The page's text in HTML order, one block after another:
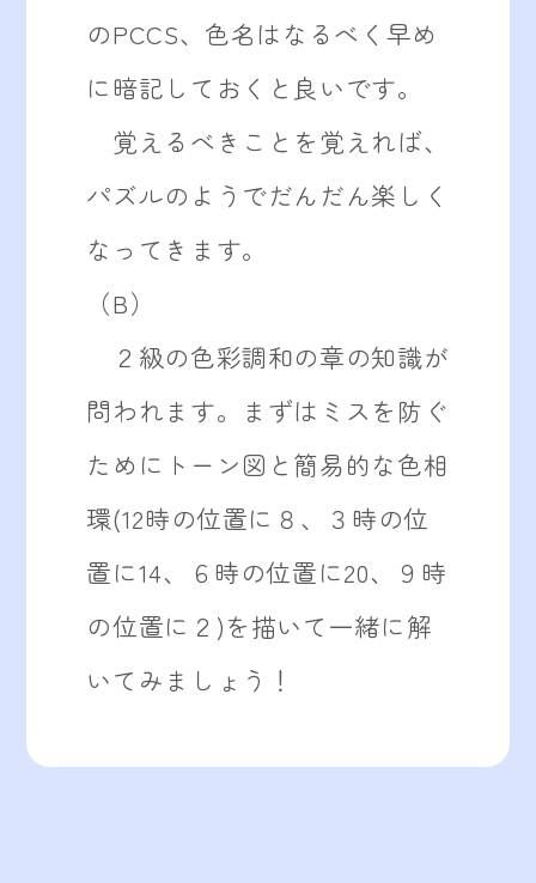
のPCCS、色名はなるべく早め
に暗記しておくと良いです。
覚えるべきことを覚えれば、
パズルのようでだんだん楽しく
なってきます。
（B）
２級の色彩調和の章の知識が
問われます。まずはミスを防ぐ
ためにトーン図と簡易的な色相
環(12時の位置に８、３時の位
置に14、６時の位置に20、９時
の位置に２)を描いて一緒に解
いてみましょう！